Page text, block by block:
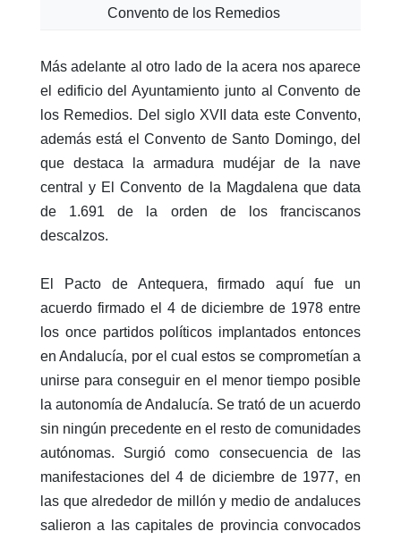
Convento de los Remedios
Más adelante al otro lado de la acera nos aparece
el edificio del Ayuntamiento junto al Convento de
los Remedios. Del siglo XVII data este Convento,
además está el Convento de Santo Domingo, del
que destaca la armadura mudéjar de la nave
central y El Convento de la Magdalena que data
de 1.691 de la orden de los franciscanos
descalzos.
El Pacto de Antequera, firmado aquí fue un
acuerdo firmado el 4 de diciembre de 1978 entre
los once partidos políticos implantados entonces
en Andalucía, por el cual estos se comprometían a
unirse para conseguir en el menor tiempo posible
la autonomía de Andalucía. Se trató de un acuerdo
sin ningún precedente en el resto de comunidades
autónomas. Surgió como consecuencia de las
manifestaciones del 4 de diciembre de 1977, en
las que alrededor de millón y medio de andaluces
salieron a las capitales de provincia convocados